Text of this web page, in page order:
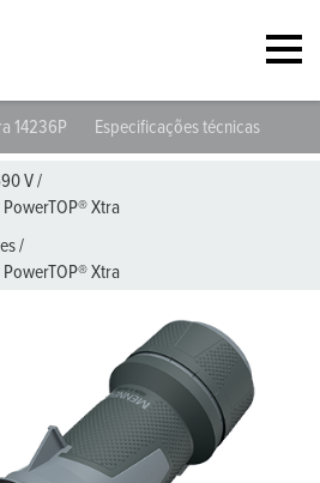
14236P Especificações técnicas
V/
Xtra
/
Xtra